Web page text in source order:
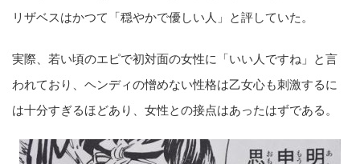
リザベスはかつて「穏やかで優しい人」と評していた。
実際、若い頃のエピで初対面の女性に「いい人ですね」と言
われており、ヘンディの憎めない性格は乙女心も刺激するに
は十分すぎるほどあり、女性との接点はあったはずである。